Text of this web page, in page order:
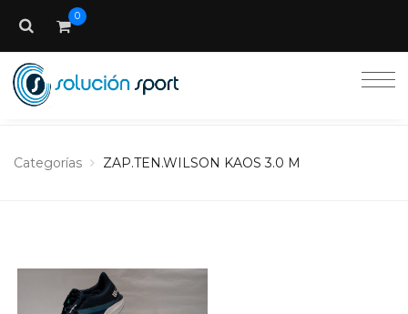
0
Categorías ZAP.TEN.WILSON KAOS 3.0 M